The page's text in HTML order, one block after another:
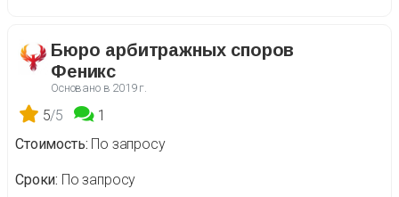
Бюро арбитражных споров
Феникс
Основано в 2019 г.
5/5
1
Стоимость По запросу
Сроки По запросу